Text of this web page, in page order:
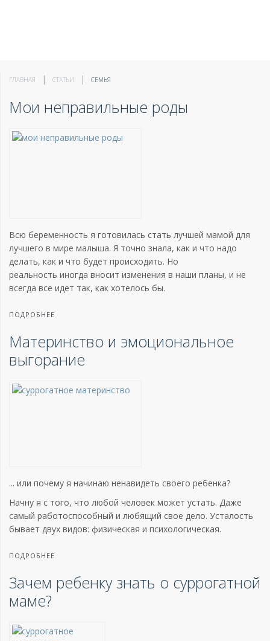
ГЛАВНАЯ СТАТЬИ СЕМЬЯ
Мои неправильные роды
Всю беременность я готовилась стать лучшей мамой для
лучшего в мире малыша. Я точно знала, как и что надо
делать, как и что будет происходить. Но
реальность иногда вносит изменения в наши планы, и не
всегда все идет так, как хотелось бы.
ПОДРОБНЕЕ
Материнство и эмоциональное
выгорание
... или почему я начинаю ненавидеть своего ребенка?
Начну я с того, что любой человек может устать. Даже
самый работоспособный и любящий свое дело. Усталость
бывает двух видов: физическая и психологическая.
ПОДРОБНЕЕ
Зачем ребенку знать о суррогатной
маме?